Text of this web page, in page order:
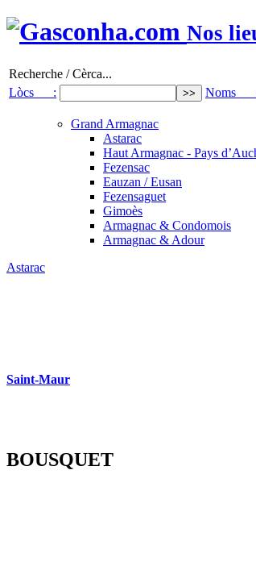
Nos
Recherche / Cèrca...
Lòcs :
Noms
Grand Armagnac
Astarac
Haut Armagnac - Pays
Fezensac
Eauzan / Eusan
Fezensaguet
Gimoès
Armagnac & Condomois
Armagnac & Adour
Astarac
Saint-Maur
BOUSQUET